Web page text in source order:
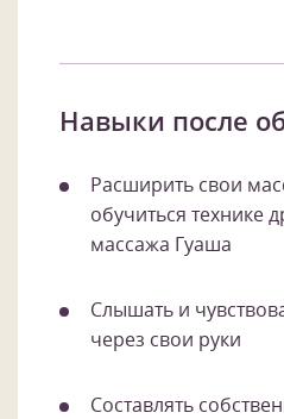
Навыки после
Расширить свои
обучиться технике
массажа Гуаша
Слышать и
через свои руки
Составлять